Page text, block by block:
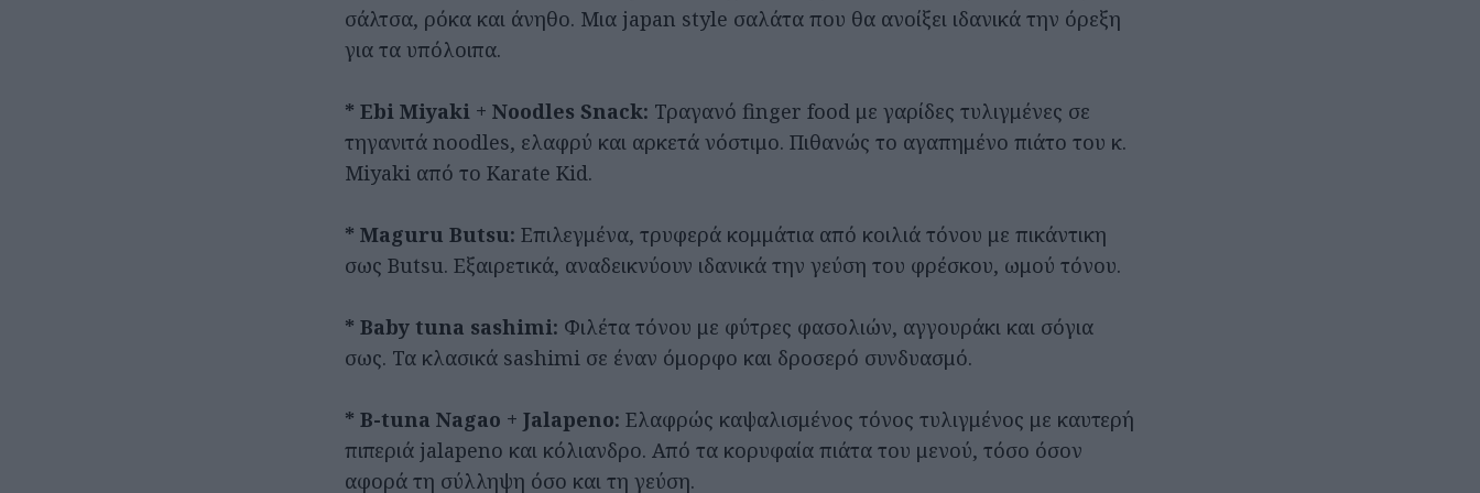
σάλτσα, ρόκα και άνηθο. Μια japan style σαλάτα που θα ανοίξει ιδανικά την όρεξη
για τα υπόλοιπα.
* Ebi Miyaki + Noodles Snack: Τραγανό finger food με γαρίδες τυλιγμένες σε
τηγανιτά noodles, ελαφρύ και αρκετά νόστιμο. Πιθανώς το αγαπημένο πιάτο του κ.
Miyaki από το Karate Kid.
* Maguru Butsu: Επιλεγμένα, τρυφερά κομμάτια από κοιλιά τόνου με πικάντικη
σως Butsu. Εξαιρετικά, αναδεικνύουν ιδανικά την γεύση του φρέσκου, ωμού τόνου.
* Baby tuna sashimi: Φιλέτα τόνου με φύτρες φασολιών, αγγουράκι και σόγια
σως. Τα κλασικά sashimi σε έναν όμορφο και δροσερό συνδυασμό.
* Β-tuna Nagao + Jalapeno: Ελαφρώς καψαλισμένος τόνος τυλιγμένος με καυτερή
πιπεριά jalapeno και κόλιανδρο. Από τα κορυφαία πιάτα του μενού, τόσο όσον
αφορά τη σύλληψη όσο και τη γεύση.